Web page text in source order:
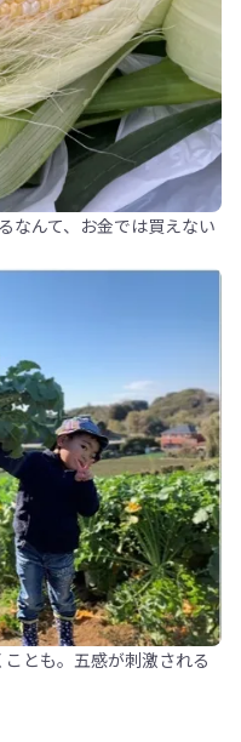
なんて、お金では買えない
とも。五感が刺激される